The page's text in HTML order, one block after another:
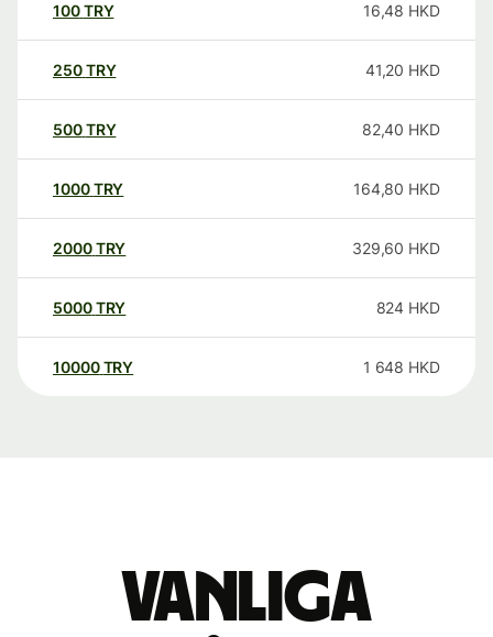
100TRY 16,48 HKD
250TRY 41,20 HKD
500TRY 82,40 HKD
1000TRY 164,80 HKD
2000TRY 329,60 HKD
5000TRY 824 HKD
10000 TRY 1 648 HKD
Vanliga